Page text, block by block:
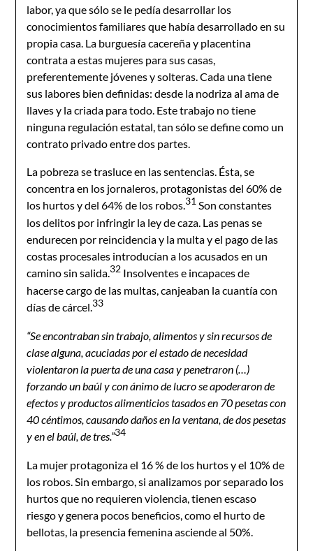
labor, ya que sólo se le pedía desarrollar los
conocimientos familiares que había desarrollado en su
propia casa. La burguesía cacereña y placentina
contrata a estas mujeres para sus casas,
preferentemente jóvenes y solteras. Cada una tiene
sus labores bien definidas: desde la nodriza al ama de
llaves y la criada para todo. Este trabajo no tiene
ninguna regulación estatal, tan sólo se define como un
contrato privado entre dos partes.
La pobreza se trasluce en las sentencias. Ésta, se
concentra en los jornaleros, protagonistas del 60% de
los hurtos y del 64% de los robos.31 Son constantes
los delitos por infringir la ley de caza. Las penas se
endurecen por reincidencia y la multa y el pago de las
costas procesales introducían a los acusados en un
camino sin salida.32 Insolventes e incapaces de
hacerse cargo de las multas, canjeaban la cuantía con
días de cárcel.33
“Se encontraban sin trabajo, alimentos y sin recursos de
clase alguna, acuciadas por el estado de necesidad
violentaron la puerta de una casa y penetraron (…)
forzando un baúl y con ánimo de lucro se apoderaron de
efectos y productos alimenticios tasados en 70 pesetas con
40 céntimos, causando daños en la ventana, de dos pesetas
y en el baúl, de tres.”34
La mujer protagoniza el 16 % de los hurtos y el 10% de
los robos. Sin embargo, si analizamos por separado los
hurtos que no requieren violencia, tienen escaso
riesgo y genera pocos beneficios, como el hurto de
bellotas, la presencia femenina asciende al 50%.